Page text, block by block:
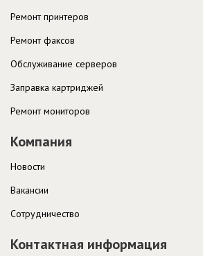
Ремонт принтеров
Ремонт факсов
Обслуживание серверов
Заправка картриджей
Ремонт мониторов
Компания
Новости
Вакансии
Cотрудничество
Контактная информация